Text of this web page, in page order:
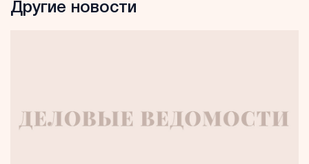
Другие новости